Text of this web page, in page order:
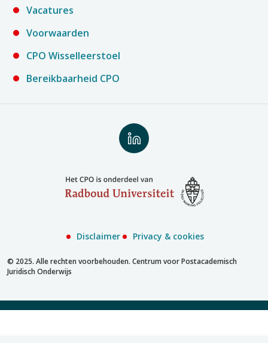
Vacatures
Voorwaarden
CPO Wisselleerstoel
Bereikbaarheid CPO
Volg
ons
LinkedIn
© 2025. Alle rechten voorbehouden. Centrum voor Postacademisch
Juridisch Onderwijs
Disclaimer Privacy & cookies
Inschrijven met MijnCPO